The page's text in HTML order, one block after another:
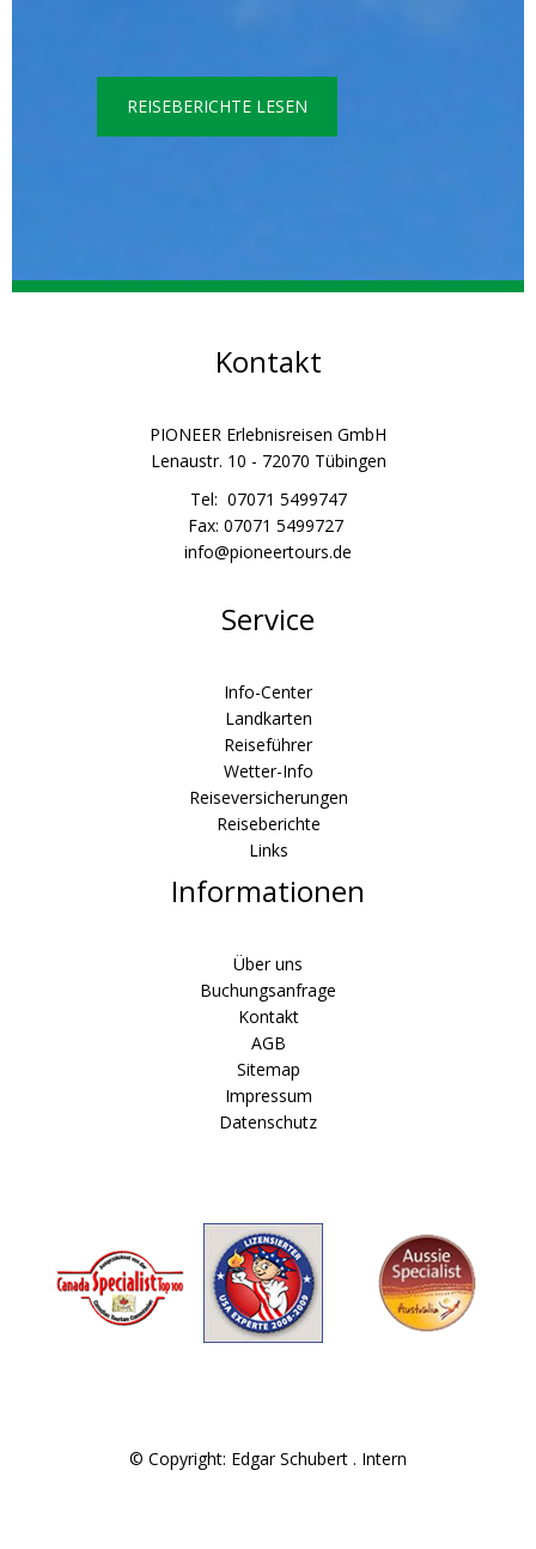
REISEBERICHTE LESEN
Kontakt
PIONEER Erlebnisreisen GmbH
Lenaustr. 10 - 72070 Tübingen
Tel: 07071 5499747
Fax: 07071 5499727
info@pioneertours.de
Service
Info-Center
Landkarten
Reiseführer
Wetter-Info
Reiseversicherungen
Reiseberichte
Links
Informationen
Über uns
Buchungsanfrage
Kontakt
AGB
Sitemap
Impressum
Datenschutz
© Copyright: Edgar Schubert . Intern